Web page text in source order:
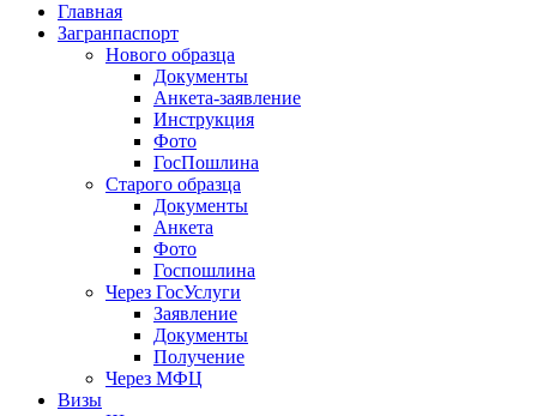
Главная
Загранпаспорт
Нового образца
Документы
Анкета-заявление
Инструкция
Фото
ГосПошлина
Старого образца
Документы
Анкета
Фото
Госпошлина
Через ГосУслуги
Заявление
Документы
Получение
Через МФЦ
Визы